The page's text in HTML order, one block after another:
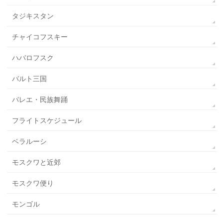
タジキスタン
チャイコフスキー
ハバロフスク
バルト三国
バレエ・民族舞踊
フライトスケジュール
ベラルーシ
モスクワと近郊
モスクワ便り
モンゴル